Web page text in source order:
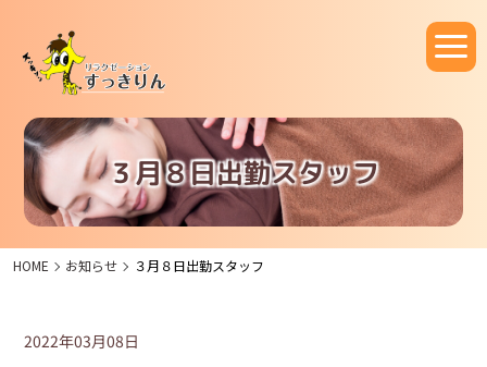
３月８日出勤スタッフ
HOME お知らせ ３月８日出勤スタッフ
2022年03月08日